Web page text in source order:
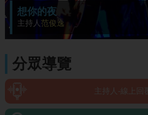
想你的夜
主持人 范俊逸
分眾導覽
主持人-線上回覆